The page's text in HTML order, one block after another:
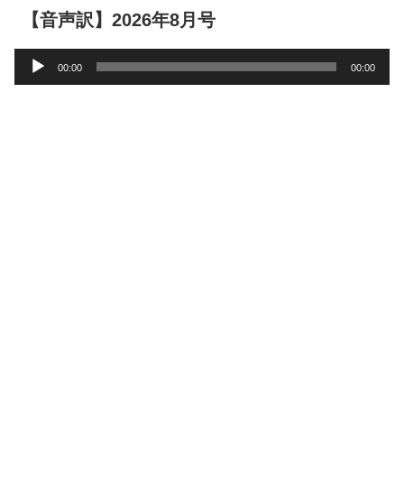
【音声訳】2026年8月号
声
00:00 00:00